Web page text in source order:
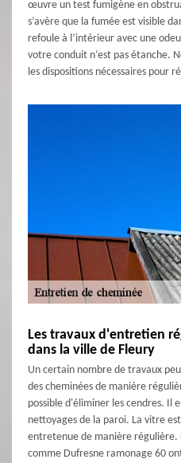
œuvre un test fumigène en
s’avère que la fumée est visible
refoule à l’intérieur avec une
votre conduit n’est pas étanche.
les dispositions nécessaires pour
Les travaux d'entretien
dans la ville de Fleury
Un certain nombre de travaux
des cheminées de manière
possible d'éliminer les cendres. Il
nettoyages de la paroi. La vitre
entretenue de manière régulière.
comme Dufresne ramonage 60